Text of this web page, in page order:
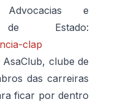
e
de Estado:
clap
clube de
das carreiras
ficar por dentro